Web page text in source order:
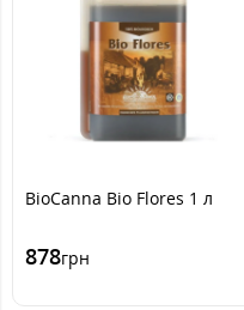
BioCanna Bio Flores 1 л
878грн